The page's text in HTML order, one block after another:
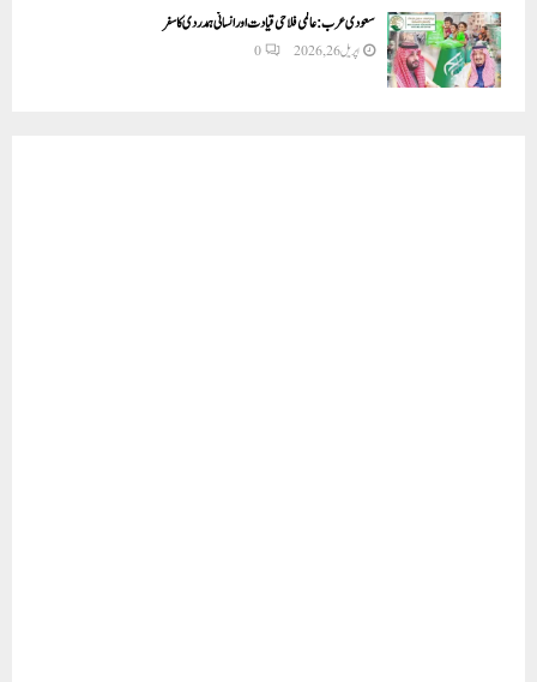
سعودی عرب: عالمی فلاحی قیادت اور انسانی ہمدردی کا سفر
اپریل 26, 2026 0